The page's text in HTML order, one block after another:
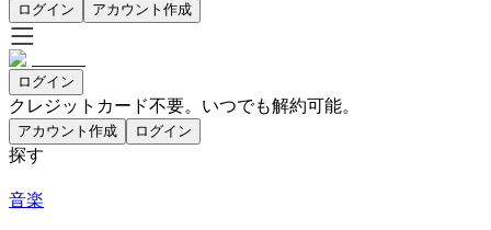
ログイン アカウント作成
ログイン
クレジットカード不要。いつでも解約可能。
アカウント作成 ログイン
探す
音楽